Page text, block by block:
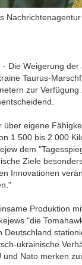
Nachrichtenagentur
Die Weigerung
Taurus-
zur
eigene
1.500 bis 2.000
dem
Ziele
Innovationen
Produktion
"die
Deutschland
ukrainische
Nato merken